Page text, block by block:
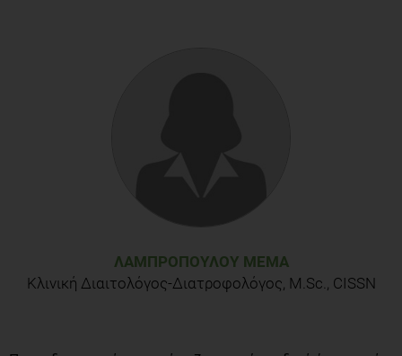
ΛΑΜΠΡΟΠΟΎΛΟΥ ΜΈΜΑ
Κλινική Διαιτολόγος-Διατροφολόγος, M.Sc., CISSN